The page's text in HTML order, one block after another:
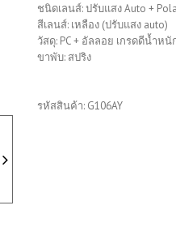
ชนิดเลนส์: ปรับแสง Auto +
สีเลนส์: เหลือง (ปรับแสง auto)
วัสดุ: PC + อัลลอย เกรดดีน้ำหนั
ขาพับ: สปริง
รหัสสินค้า: G106AY